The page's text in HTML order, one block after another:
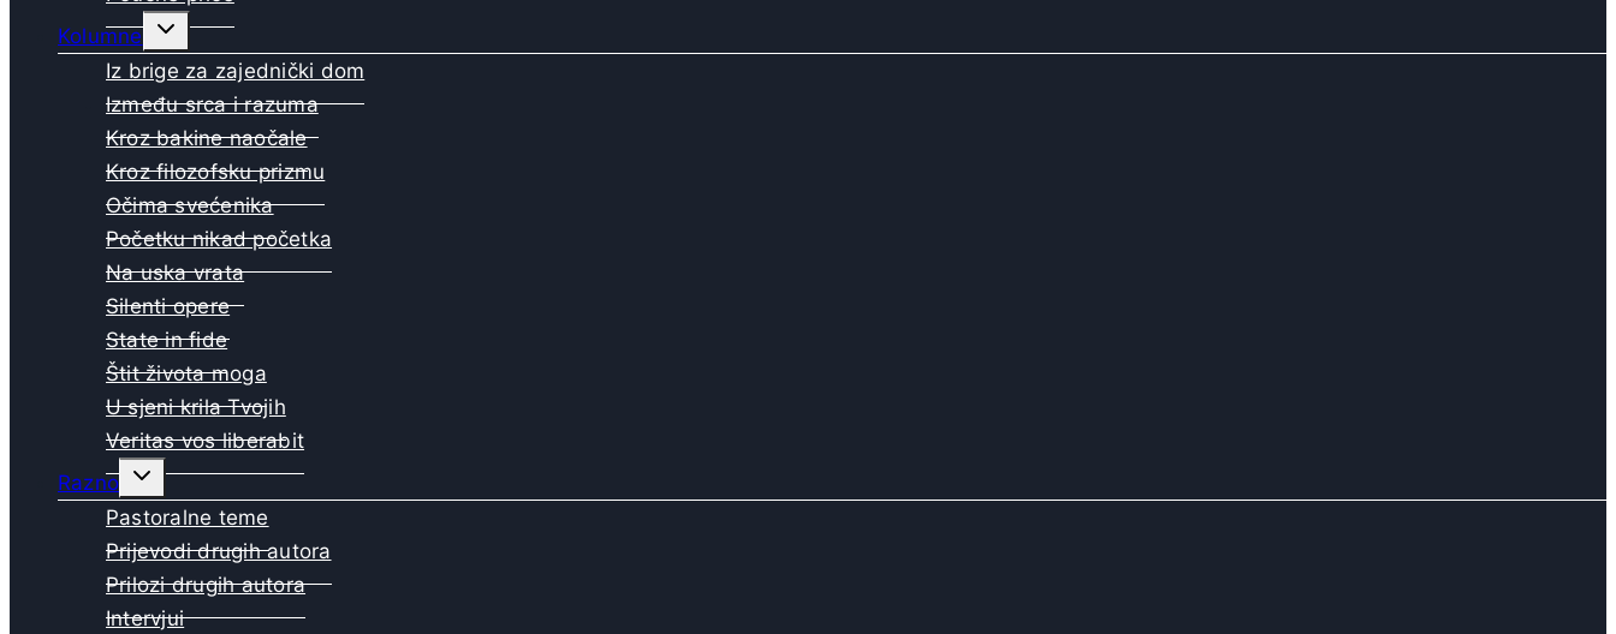
Kolumne
Toggle
child
menu
Iz brige za zajednički dom
Između srca i razuma
Kroz bakine naočale
Kroz filozofsku prizmu
Očima svećenika
Početku nikad početka
Na uska vrata
Silenti opere
State in fide
Štit života moga
U sjeni krila Tvojih
Veritas vos liberabit
Razno
Toggle
child
menu
Pastoralne teme
Prijevodi drugih autora
Prilozi drugih autora
Intervjui